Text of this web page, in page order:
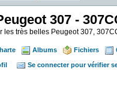
307 -
les très belles Peugeot 307,
Albums Fichiers
Se connecter pour vérifier